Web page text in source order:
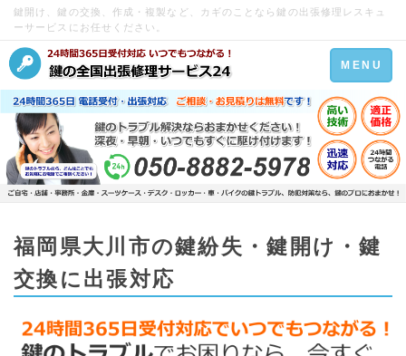
鍵開け、鍵の交換、作成・複製など、カギのことなら鍵の出張修理レスキュ
ーサービスにお任せください。
Toggle
navigation
MENU
福岡県大川市の鍵紛失・鍵開け・鍵
交換に出張対応